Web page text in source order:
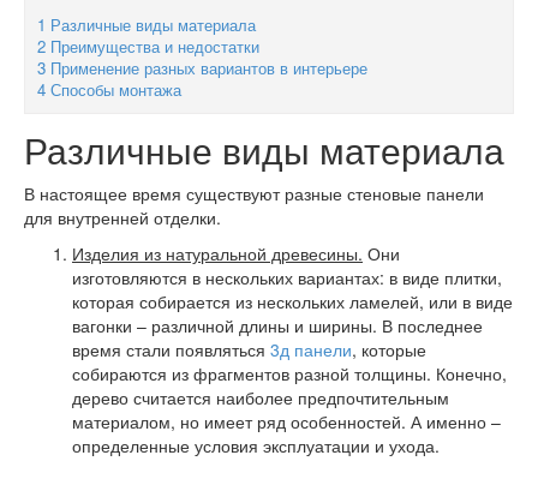
1 Различные виды материала
2 Преимущества и недостатки
3 Применение разных вариантов в интерьере
4 Способы монтажа
Различные виды материала
В настоящее время существуют разные стеновые панели
для внутренней отделки.
Изделия из натуральной древесины. Они
изготовляются в нескольких вариантах: в виде плитки,
которая собирается из нескольких ламелей, или в виде
вагонки – различной длины и ширины. В последнее
время стали появляться 3д панели, которые
собираются из фрагментов разной толщины. Конечно,
дерево считается наиболее предпочтительным
материалом, но имеет ряд особенностей. А именно –
определенные условия эксплуатации и ухода.